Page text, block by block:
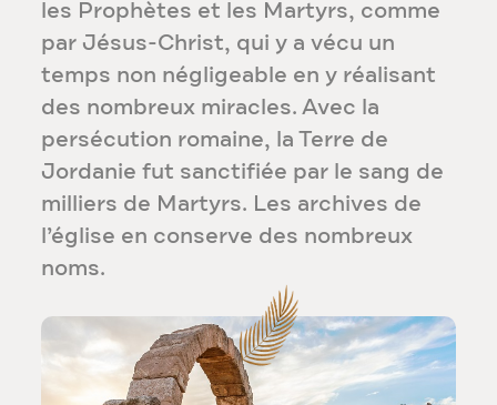
les Prophètes et les Martyrs, comme
par Jésus-Christ, qui y a vécu un
temps non négligeable en y réalisant
des nombreux miracles. Avec la
persécution romaine, la Terre de
Jordanie fut sanctifiée par le sang de
milliers de Martyrs. Les archives de
l’église en conserve des nombreux
noms.